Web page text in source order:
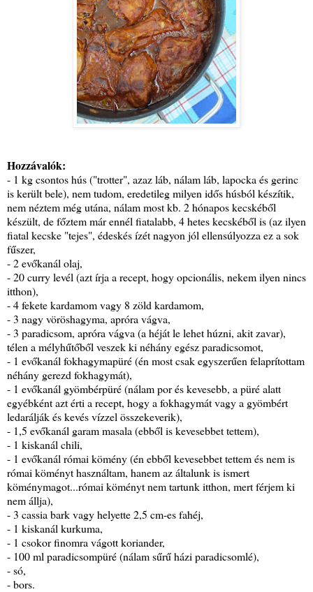
Hozzávalók:
- 1 kg csontos hús ("trotter", azaz láb, nálam láb, lapocka és gerinc
is került bele), nem tudom, eredetileg milyen idős húsból készítik,
nem néztem még utána, nálam most kb. 2 hónapos kecskéből
készült, de főztem már ennél fiatalabb, 4 hetes kecskéből is (az ilyen
fiatal kecske "tejes", édeskés ízét nagyon jól ellensúlyozza ez a sok
fűszer,
- 2 evőkanál olaj,
- 20 curry levél (azt írja a recept, hogy opcionális, nekem ilyen nincs
itthon),
- 4 fekete kardamom vagy 8 zöld kardamom,
- 3 nagy vöröshagyma, apróra vágva,
- 3 paradicsom, apróra vágva (a héját le lehet húzni, akit zavar),
télen a mélyhűtőből veszek ki néhány egész paradicsomot,
- 1 evőkanál fokhagymapüré (én most csak egyszerűen felaprítottam
néhány gerezd fokhagymát),
- 1 evőkanál gyömbérpüré (nálam por és kevesebb, a püré alatt
egyébként azt érti a recept, hogy a fokhagymát vagy a gyömbért
ledarálják és kevés vízzel összekeverik),
- 1,5 evőkanál garam masala (ebből is kevesebbet tettem),
- 1 kiskanál chili,
- 1 evőkanál római kömény (én ebből kevesebbet tettem és nem is
római köményt használtam, hanem az általunk is ismert
köménymagot...római köményt nem tartunk itthon, mert férjem ki
nem állja),
- 3 cassia bark vagy helyette 2,5 cm-es fahéj,
- 1 kiskanál kurkuma,
- 1 csokor finomra vágott koriander,
- 100 ml paradicsompüré (nálam sűrű házi paradicsomlé),
- só,
- bors.